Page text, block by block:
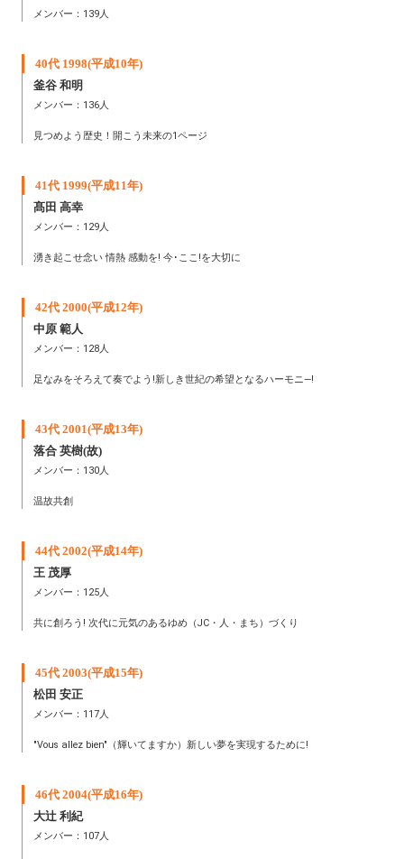
メンバー：139人
40代 1998(平成10年)
釜谷 和明
メンバー：136人
見つめよう歴史！開こう未来の1ページ
41代 1999(平成11年)
髙田 高幸
メンバー：129人
湧き起こせ念い 情熱 感動を! 今･ここ!を大切に
42代 2000(平成12年)
中原 範人
メンバー：128人
足なみをそろえて奏でよう!新しき世紀の希望となるハーモニ―!
43代 2001(平成13年)
落合 英樹(故)
メンバー：130人
温故共創
44代 2002(平成14年)
王 茂厚
メンバー：125人
共に創ろう! 次代に元気のあるゆめ（JC・人・まち）づくり
45代 2003(平成15年)
松田 安正
メンバー：117人
"Vous allez bien"（輝いてますか）新しい夢を実現するために!
46代 2004(平成16年)
大辻 利紀
メンバー：107人